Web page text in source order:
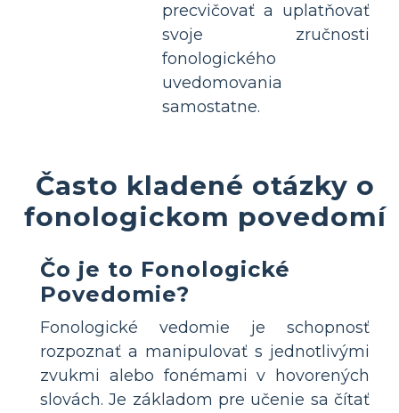
precvičovať a uplatňovať
svoje zručnosti
fonologického
uvedomovania
samostatne.
Často kladené otázky o
fonologickom povedomí
Čo je to Fonologické
Povedomie?
Fonologické vedomie je schopnosť
rozpoznať a manipulovať s jednotlivými
zvukmi alebo fonémami v hovorených
slovách. Je základom pre učenie sa čítať